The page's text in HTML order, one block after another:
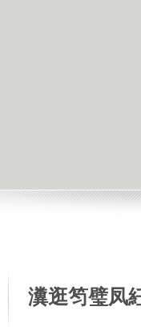
瀵逛笉璧凤